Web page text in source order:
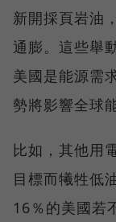
新開採頁岩油
通膨。這些舉
美國是能源需
勢將影響全球
比如，其他用
目標而犧牲低
16％的美國若